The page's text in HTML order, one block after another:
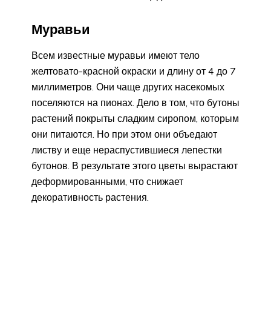
Муравьи
Всем известные муравьи имеют тело
желтовато-красной окраски и длину от 4 до 7
миллиметров. Они чаще других насекомых
поселяются на пионах. Дело в том, что бутоны
растений покрыты сладким сиропом, которым
они питаются. Но при этом они объедают
листву и еще нераспустившиеся лепестки
бутонов. В результате этого цветы вырастают
деформированными, что снижает
декоративность растения.